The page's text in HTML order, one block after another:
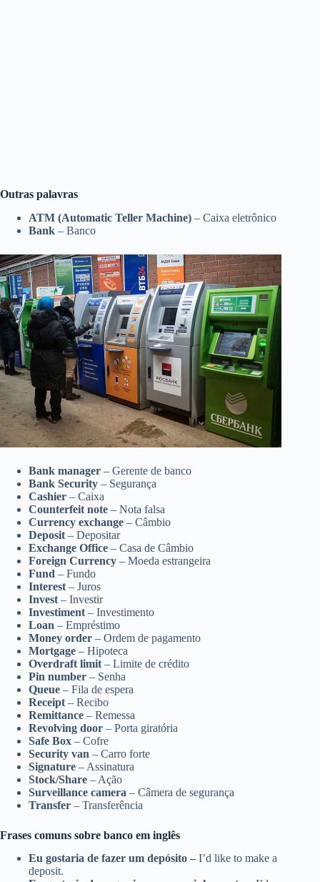
Outras palavras
ATM (Automatic Teller Machine) – Caixa eletrônico
Bank – Banco
Bank manager – Gerente de banco
Bank Security – Segurança
Cashier – Caixa
Counterfeit note – Nota falsa
Currency exchange – Câmbio
Deposit – Depositar
Exchange Office – Casa de Câmbio
Foreign Currency – Moeda estrangeira
Fund – Fundo
Interest – Juros
Invest – Investir
Investiment – Investimento
Loan – Empréstimo
Money order – Ordem de pagamento
Mortgage – Hipoteca
Overdraft limit – Limite de crédito
Pin number – Senha
Queue – Fila de espera
Receipt – Recibo
Remittance – Remessa
Revolving door – Porta giratória
Safe Box – Cofre
Security van – Carro forte
Signature – Assinatura
Stock/Share – Ação
Surveillance camera – Câmera de segurança
Transfer – Transferência
Frases comuns sobre banco em inglês
Eu gostaria de fazer um depósito – I’d like to make a
deposit.